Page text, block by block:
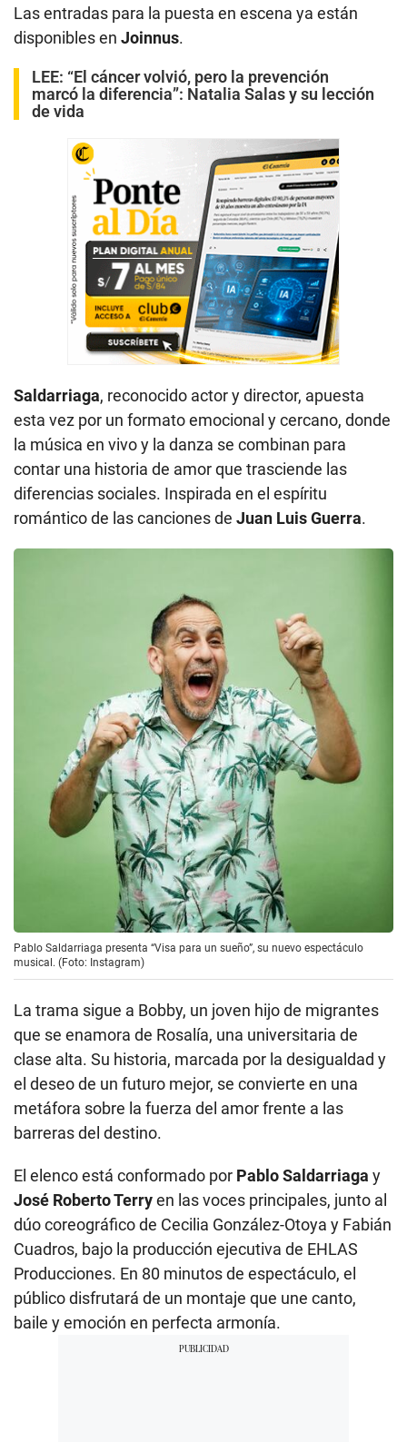
Las entradas para la puesta en escena ya están
disponibles en Joinnus.
LEE: “El cáncer volvió, pero la prevención
marcó la diferencia”: Natalia Salas y su lección
de vida
Saldarriaga, reconocido actor y director, apuesta
esta vez por un formato emocional y cercano, donde
la música en vivo y la danza se combinan para
contar una historia de amor que trasciende las
diferencias sociales. Inspirada en el espíritu
romántico de las canciones de Juan Luis Guerra.
Pablo Saldarriaga presenta “Visa para un sueño”, su nuevo espectáculo
musical. (Foto: Instagram)
La trama sigue a Bobby, un joven hijo de migrantes
que se enamora de Rosalía, una universitaria de
clase alta. Su historia, marcada por la desigualdad y
el deseo de un futuro mejor, se convierte en una
metáfora sobre la fuerza del amor frente a las
barreras del destino.
El elenco está conformado por Pablo Saldarriaga y
José Roberto Terryen las voces principales, junto al
dúo coreográfico de Cecilia González-Otoya y Fabián
Cuadros, bajo la producción ejecutiva de EHLAS
Producciones. En 80 minutos de espectáculo, el
público disfrutará de un montaje que une canto,
baile y emoción en perfecta armonía.